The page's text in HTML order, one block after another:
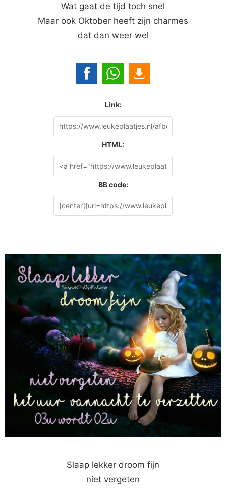
Wat gaat de tijd toch snel
Maar ook Oktober heeft zijn charmes
dat dan weer wel
Link:
HTML:
BB code:
Slaap lekker droom fijn
niet vergeten